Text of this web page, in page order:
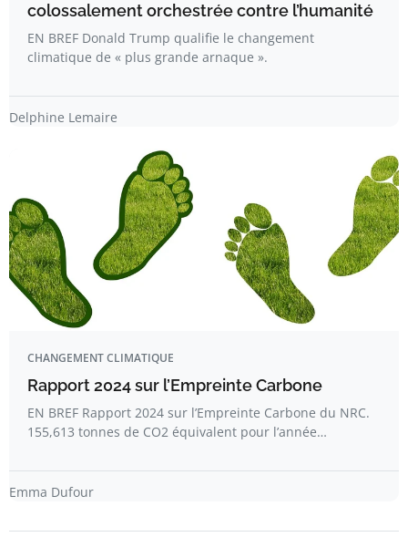
colossalement orchestrée contre l’humanité
EN BREF Donald Trump qualifie le changement
climatique de « plus grande arnaque ».
Delphine Lemaire
CHANGEMENT CLIMATIQUE
Rapport 2024 sur l’Empreinte Carbone
EN BREF Rapport 2024 sur l’Empreinte Carbone du NRC.
155,613 tonnes de CO2 équivalent pour l’année…
Emma Dufour